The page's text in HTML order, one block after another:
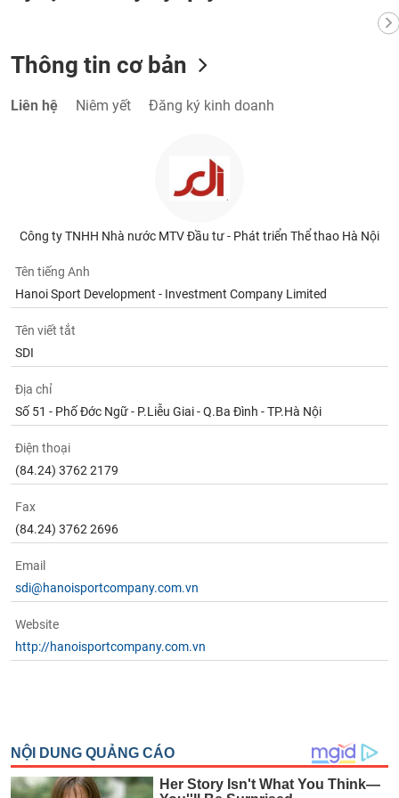
Thông tin cơ bản
Liên hệ Niêm yết Đăng ký kinh doanh
Công ty TNHH Nhà nước MTV Đầu tư - Phát triển Thể thao Hà Nội
Tên tiếng Anh
Hanoi Sport Development - Investment Company Limited
Tên viết tắt
SDI
Địa chỉ
Số 51 - Phố Đớc Ngữ - P.Liễu Giai - Q.Ba Đình - TP.Hà Nội
Điện thoại
(84.24) 3762 2179
Fax
(84.24) 3762 2696
Email
sdi@hanoisportcompany.com.vn
Website
http://hanoisportcompany.com.vn
BẤT
SẢN
Mã
chứng
khoán
(-)
Tất cả Cổ phiếu Chỉ số Chứng chỉ quỹ
Lãnh
đạo
(-)
Tin
(-)
Bài
viết
Báo
cáo